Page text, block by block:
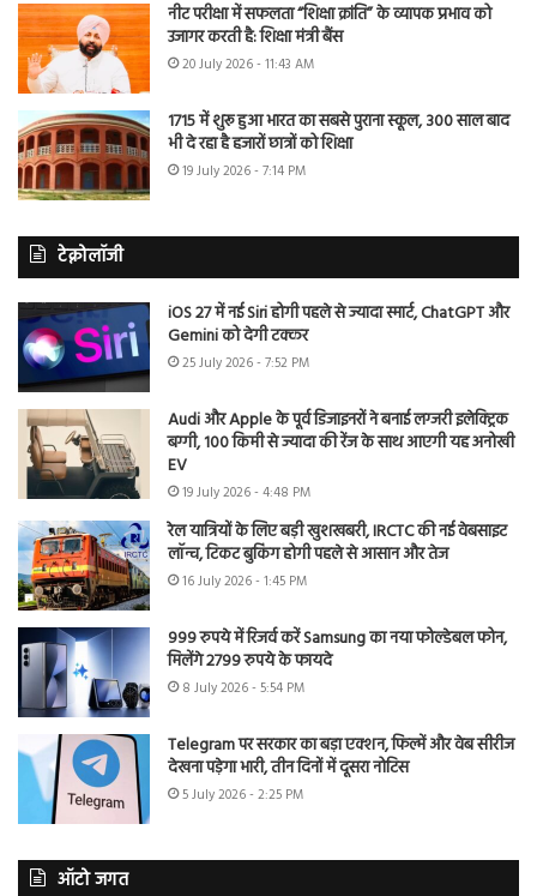
नीट परीक्षा में सफलता “शिक्षा क्रांति” के व्यापक प्रभाव को
उजागर करती है: शिक्षा मंत्री बैंस
20 July 2026 - 11:43 AM
1715 में शुरू हुआ भारत का सबसे पुराना स्कूल, 300 साल बाद
भी दे रहा है हजारों छात्रों को शिक्षा
19 July 2026 - 7:14 PM
टेक्नोलॉजी
iOS 27 में नई Siri होगी पहले से ज्यादा स्मार्ट, ChatGPT और
Gemini को देगी टक्कर
25 July 2026 - 7:52 PM
Audi और Apple के पूर्व डिजाइनरों ने बनाई लग्जरी इलेक्ट्रिक
बग्गी, 100 किमी से ज्यादा की रेंज के साथ आएगी यह अनोखी
EV
19 July 2026 - 4:48 PM
रेल यात्रियों के लिए बड़ी खुशखबरी, IRCTC की नई वेबसाइट
लॉन्च, टिकट बुकिंग होगी पहले से आसान और तेज
16 July 2026 - 1:45 PM
999 रुपये में रिजर्व करें Samsung का नया फोल्डेबल फोन,
मिलेंगे 2799 रुपये के फायदे
8 July 2026 - 5:54 PM
Telegram पर सरकार का बड़ा एक्शन, फिल्में और वेब सीरीज
देखना पड़ेगा भारी, तीन दिनों में दूसरा नोटिस
5 July 2026 - 2:25 PM
ऑटो जगत